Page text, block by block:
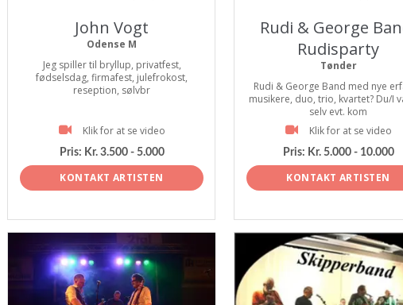
John Vogt
Odense M
Jeg spiller til bryllup, privatfest,
fødselsdag, firmafest, julefrokost,
reseption, sølvbr
Klik for at se video
Pris: Kr. 3.500 - 5.000
KONTAKT ARTISTEN
Rudi & George
Rudisparty
Tønder
Rudi & George Band med nye
musikere, duo, trio, kvartet? Du/I
selv evt. kom
Klik for at se video
Pris: Kr. 5.000 - 10.000
KONTAKT ARTISTEN